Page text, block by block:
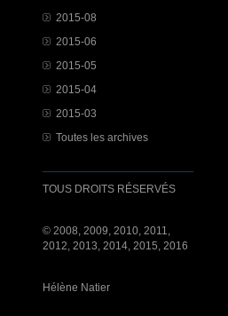
2015-08
2015-06
2015-05
2015-04
2015-03
Toutes les archives
TOUS DROITS RÉSERVÉS
© 2008, 2009, 2010, 2011,
2012, 2013, 2014, 2015, 2016
Hélène Natier